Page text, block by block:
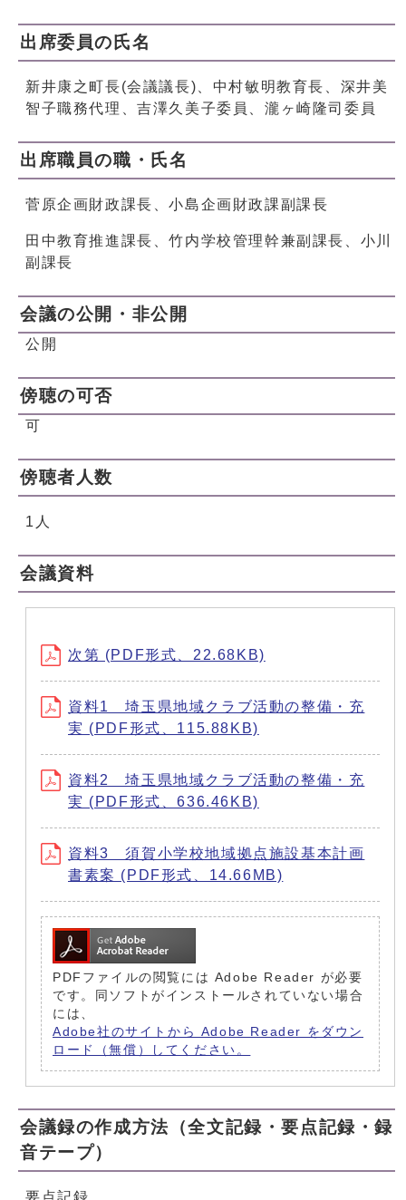
出席委員の氏名
新井康之町長(会議議長)、中村敏明教育長、深井美
智子職務代理、吉澤久美子委員、瀧ヶ崎隆司委員
出席職員の職・氏名
菅原企画財政課長、小島企画財政課副課長
田中教育推進課長、竹内学校管理幹兼副課長、小川
副課長
会議の公開・非公開
公開
傍聴の可否
可
傍聴者人数
1人
会議資料
次第 (PDF形式、22.68KB)
資料1 埼玉県地域クラブ活動の整備・充
実 (PDF形式、115.88KB)
資料2 埼玉県地域クラブ活動の整備・充
実 (PDF形式、636.46KB)
資料3 須賀小学校地域拠点施設基本計画
書素案 (PDF形式、14.66MB)
PDFファイルの閲覧には Adobe Reader が必要
です。同ソフトがインストールされていない場合
には、
Adobe社のサイトから Adobe Reader をダウン
ロード（無償）してください。
会議録の作成方法（全文記録・要点記録・録
音テープ）